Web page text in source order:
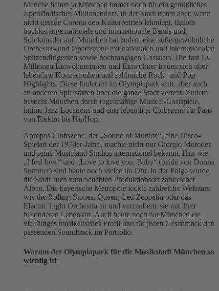
Manche halten ja München immer noch für ein gemütliches
alpenländisches Millionendorf. In der Stadt treten aber, wenn
nicht gerade Corona den Kulturbetrieb lahmlegt, täglich
hochkarätige nationale und internationale Bands und
Solokünstler auf. München hat zudem eine außergewöhnliche
Orchester- und Opernszene mit nationalen und internationalen
Spitzendirigenten sowie hochrangigen Gaststars. Die fast 1,6
Millionen Einwohnerinnen und Einwohner freuen sich über
lebendige Konzertreihen und zahlreiche Rock- und Pop-
Highlights. Diese findet oft im Olympiapark statt, aber auch
an anderen Spielstätten über die ganze Stadt verteilt. Zudem
besticht München durch regelmäßige Musical-Gastspiele,
intime Jazz-Locations und eine lebendige Clubszene für Fans
von Elektro bis HipHop.
Apropos Clubszene: der „Sound of Munich“, eine Disco-
Spielart der 1970er-Jahre, machte nicht nur Giorgio Moroder
und seine Musicland Studios internationel bekannt. Hits wie
„I feel love“ und „Love to love you, Baby“ (beide von Donna
Summer) sind heute noch vielen im Ohr. In der Folge wurde
die Stadt auch zum beliebten Produktionsort zahlreicher
Alben. Die bayerische Metropole lockte zahlreiche Weltstars
wie die Rolling Stones, Queen, Led Zeppelin oder das
Electric Light Orchestra an und verzauberte sie mit ihrer
besonderen Lebensart. Auch heute noch hat München ein
vielfältiges musikalisches Profil und für jeden Geschmack den
passenden Soundtrack im Portfolio.
Warum der Olympiapark für die Musikstadt München so
wichtig ist